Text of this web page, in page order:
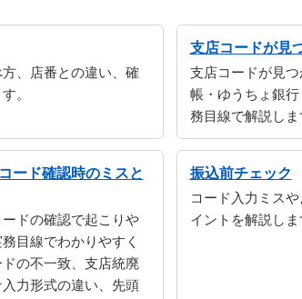
、店番との違い、確
。
支店コードが見
支店コードが見
帳・ゆうちょ銀
務目線で解説しま
ード確認時のミスと
ドの確認で起こりや
目線でわかりやすく
の不一致、支店統廃
力形式の違い、先頭
振込前チェック
コード入力ミス
イントを解説しま